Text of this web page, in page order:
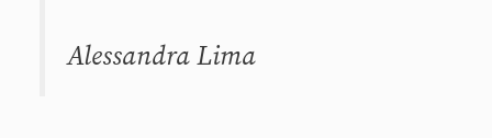
Alessandra Lima